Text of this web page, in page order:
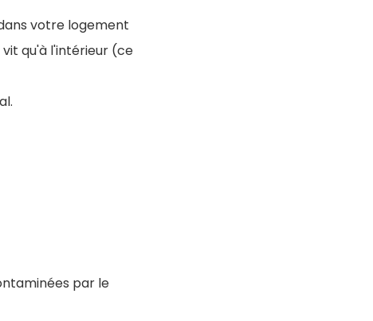
votre logement
qu'à l'intérieur (ce
par le